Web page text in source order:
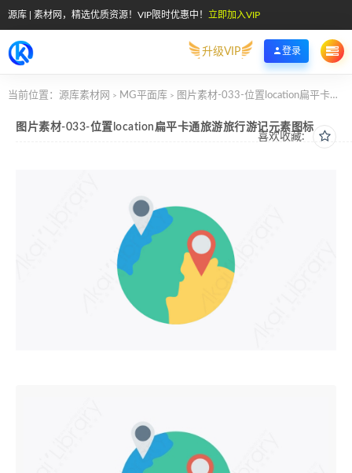
源库 | 素材网，精选优质资源！VIP限时优惠中！ 立即加入VIP
升级VIP 登录
当前位置： 源库素材网 > MG平面库 > 图片素材-033-位置location扁平卡通旅游旅行游记元素图标
喜欢收藏:
图片素材-033-位置location扁平卡通旅游旅行游记元素图标